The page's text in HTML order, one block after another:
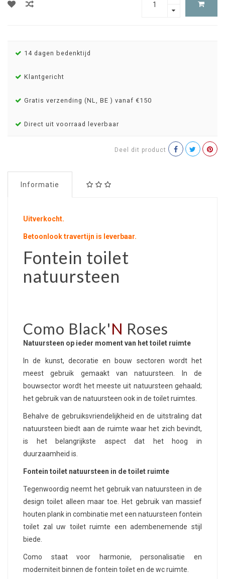
14 dagen bedenktijd
Klantgericht
Gratis verzending (NL, BE ) vanaf €150
Direct uit voorraad leverbaar
Deel dit product
Informatie
Uitverkocht.
Betoonlook travertijn is leverbaar.
Fontein toilet
natuursteen
Como Black'N Roses
Natuursteen op ieder moment van het toilet ruimte
In de kunst, decoratie en bouw sectoren wordt het
meest gebruik gemaakt van natuursteen. In de
bouwsector wordt het meeste uit natuursteen gehaald;
het gebruik van de natuursteen ook in de toilet ruimtes.
Behalve de gebruiksvriendelijkheid en de uitstraling dat
natuursteen biedt aan de ruimte waar het zich bevindt,
is het belangrijkste aspect dat het hoog in
duurzaamheid is.
Fontein toilet natuursteen in de toilet ruimte
Tegenwoordig neemt het gebruik van natuursteen in de
design toilet alleen maar toe. Het gebruik van massief
houten plank in combinatie met een natuursteen fontein
toilet zal uw toilet ruimte een adembenemende stijl
biede.
Como staat voor harmonie, personalisatie en
moderniteit binnen de fontein toilet en de wc ruimte.